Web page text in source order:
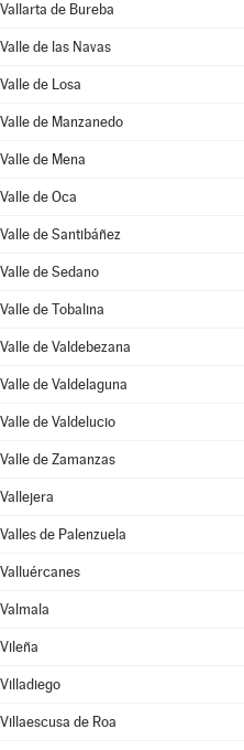
Vallarta de Bureba
Valle de las Navas
Valle de Losa
Valle de Manzanedo
Valle de Mena
Valle de Oca
Valle de Santibáñez
Valle de Sedano
Valle de Tobalina
Valle de Valdebezana
Valle de Valdelaguna
Valle de Valdelucio
Valle de Zamanzas
Vallejera
Valles de Palenzuela
Valluércanes
Valmala
Vileña
Villadiego
Villaescusa de Roa